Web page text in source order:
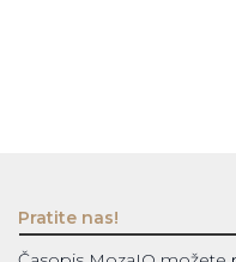
Pratite nas!